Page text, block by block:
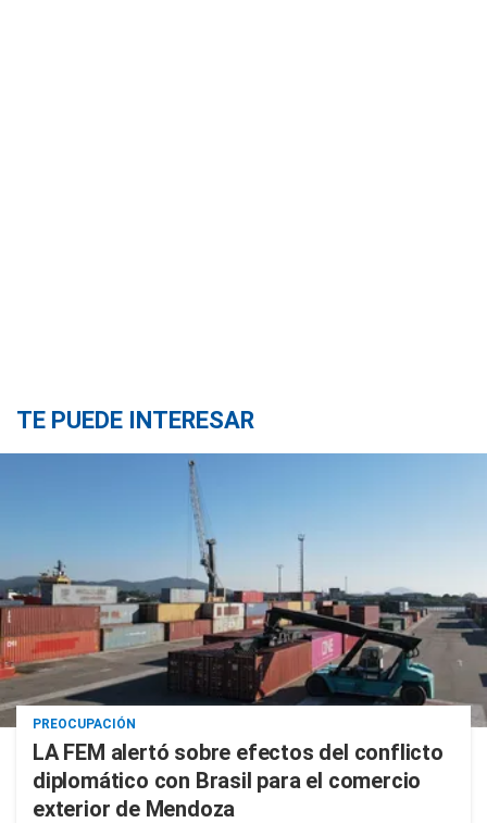
TE PUEDE INTERESAR
PREOCUPACIÓN
LA FEM alertó sobre efectos del conflicto
diplomático con Brasil para el comercio
exterior de Mendoza